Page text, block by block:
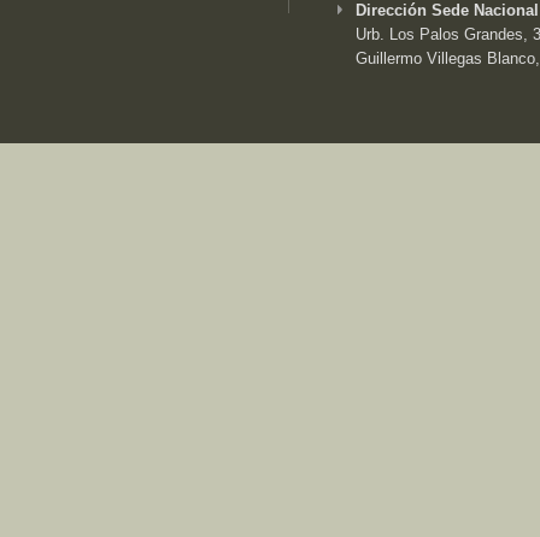
Dirección Sede
Urb. Los Palos Grandes,
Guillermo Villegas